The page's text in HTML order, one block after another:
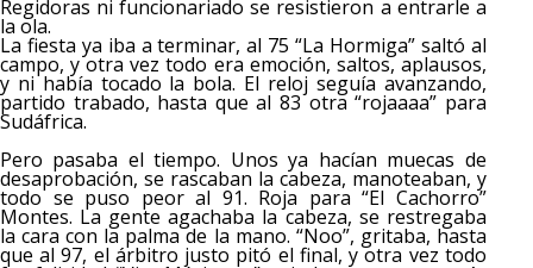
Regidoras ni funcionariado se resistieron a entrarle a
la ola.
La fiesta ya iba a terminar, al 75 “La Hormiga” saltó al
campo, y otra vez todo era emoción, saltos, aplausos,
y ni había tocado la bola. El reloj seguía avanzando,
partido trabado, hasta que al 83 otra “rojaaaa” para
Sudáfrica.
Pero pasaba el tiempo. Unos ya hacían muecas de
desaprobación, se rascaban la cabeza, manoteaban, y
todo se puso peor al 91. Roja para “El Cachorro”
Montes. La gente agachaba la cabeza, se restregaba
la cara con la palma de la mano. “Noo”, gritaba, hasta
que al 97, el árbitro justo pitó el final, y otra vez todo